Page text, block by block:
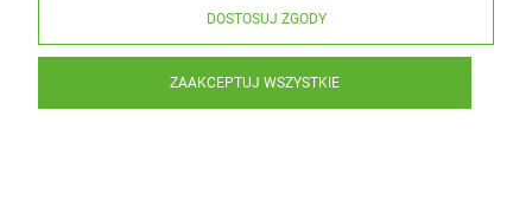
DOSTOSUJ ZGODY
ZAAKCEPTUJ WSZYSTKIE